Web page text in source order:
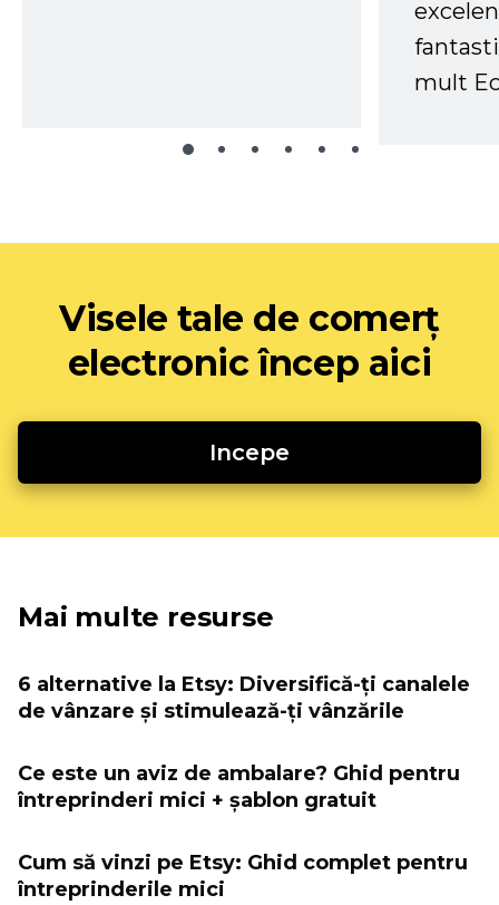
mult
Visele tale de comerț
electronic încep aici
Incepe
Mai multe resurse
6 alternative la Etsy: Diversifică-ți canalele
de vânzare și stimulează-ți vânzările
Ce este un aviz de ambalare? Ghid pentru
întreprinderi mici + șablon gratuit
Cum să vinzi pe Etsy: Ghid complet pentru
întreprinderile mici